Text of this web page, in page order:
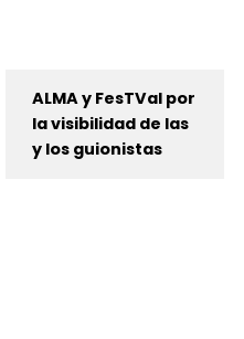
ALMA y FesTVal por
la visibilidad de las
y los guionistas